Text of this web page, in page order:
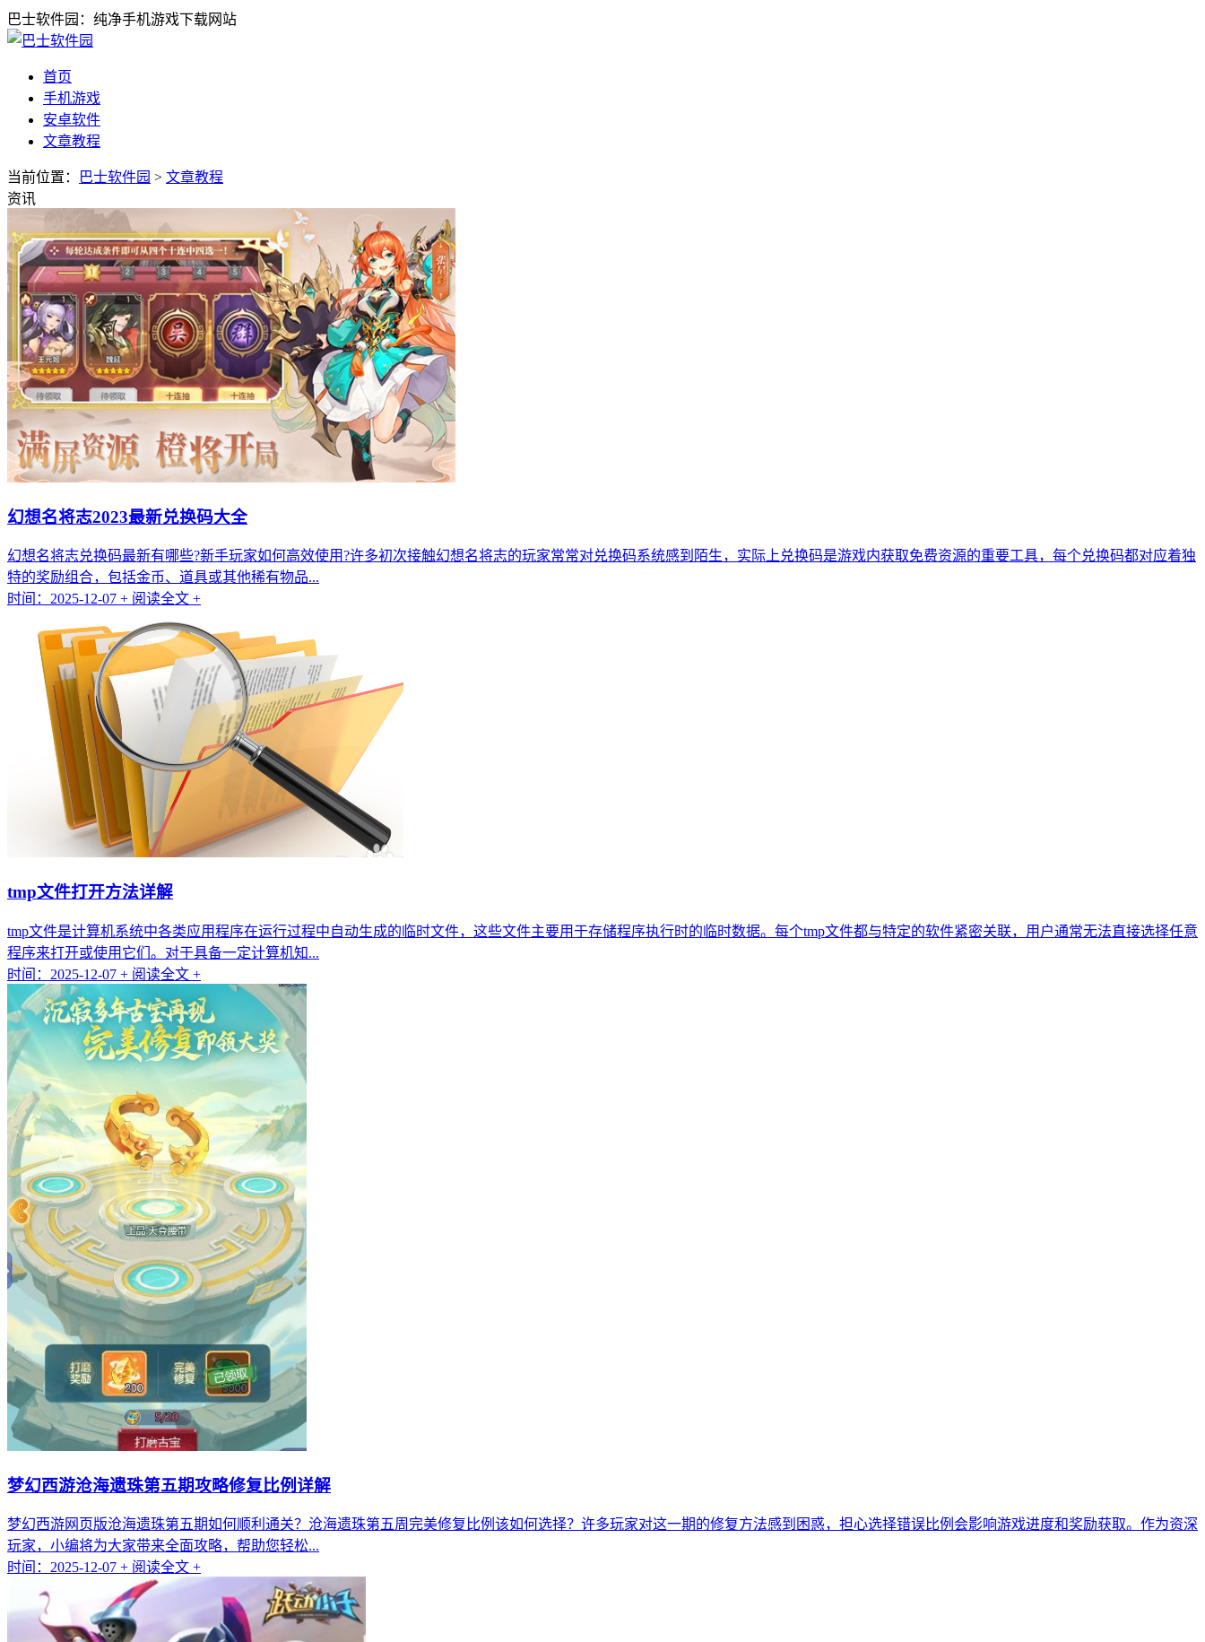
巴士软件园：纯净手机游戏下载网站
首页
手机游戏
安卓软件
文章教程
当前位置： 巴士软件园 > 文章教程
资讯
幻想名将志2023最新兑换码大全
幻想名将志兑换码最新有哪些?新手玩家如何高效使用?许多初次接触幻想名将志的玩家常常对兑换码系统感到陌生，实际上兑换码是游戏内获取免费资源的重要工具，每个兑换码都对应着独
特的奖励组合，包括金币、道具或其他稀有物品...
时间：2025-12-07 + 阅读全文 +
tmp文件打开方法详解
tmp文件是计算机系统中各类应用程序在运行过程中自动生成的临时文件，这些文件主要用于存储程序执行时的临时数据。每个tmp文件都与特定的软件紧密关联，用户通常无法直接选择任意
程序来打开或使用它们。对于具备一定计算机知...
时间：2025-12-07 + 阅读全文 +
梦幻西游沧海遗珠第五期攻略修复比例详解
梦幻西游网页版沧海遗珠第五期如何顺利通关？沧海遗珠第五周完美修复比例该如何选择？许多玩家对这一期的修复方法感到困惑，担心选择错误比例会影响游戏进度和奖励获取。作为资深
玩家，小编将为大家带来全面攻略，帮助您轻松...
时间：2025-12-07 + 阅读全文 +